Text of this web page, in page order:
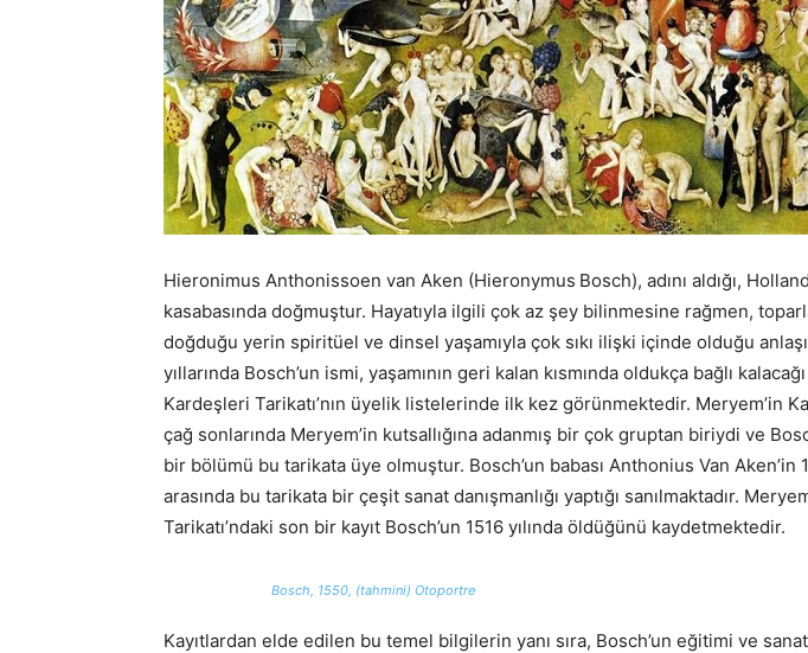
Hieronimus Anthonissoen van Aken (Hieronymus Bosch), adını aldığı,
kasabasında doğmuştur. Hayatıyla ilgili çok az şey bilinmesine rağmen,
doğduğu yerin spiritüel ve dinsel yaşamıyla çok sıkı ilişki içinde olduğu
yıllarında Bosch’un ismi, yaşamının geri kalan kısmında oldukça bağlı
Kardeşleri Tarikatı’nın üyelik listelerinde ilk kez görünmektedir. Meryem’in
çağ sonlarında Meryem’in kutsallığına adanmış bir çok gruptan biriydi ve
bir bölümü bu tarikata üye olmuştur. Bosch’un babası Anthonius Van Aken’in
arasında bu tarikata bir çeşit sanat danışmanlığı yaptığı sanılmaktadır.
Tarikatı’ndaki son bir kayıt Bosch’un 1516 yılında öldüğünü kaydetmektedir.
Bosch, 1550, (tahmini) Otoportre
Kayıtlardan elde edilen bu temel bilgilerin yanı sıra, Bosch’un eğitimi ve